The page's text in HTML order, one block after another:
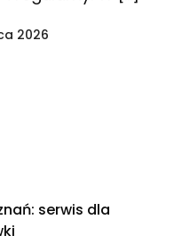
2026
serwis dla